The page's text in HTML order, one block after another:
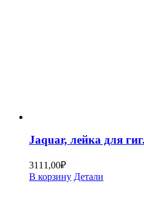
Jaquar, лейка для
3111,00₽
В корзину Детали